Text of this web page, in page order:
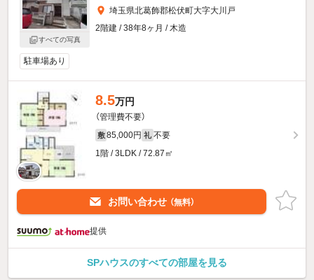
すべての写真
埼玉県北葛飾郡松伏町大字大川戸
2階建 / 38年8ヶ月 / 木造
駐車場あり
8.5万円
（管理費不要）
敷 85,000円 礼 不要
1階 / 3LDK / 72.87㎡
お問い合わせ （無料）
提供
SPハウスのすべての部屋を見る